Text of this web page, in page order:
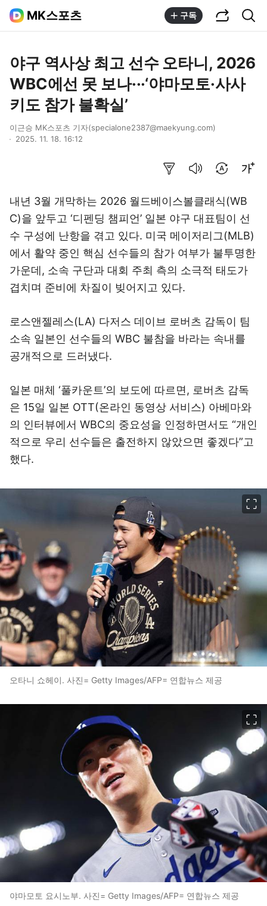
MK스포츠 구독
야구 역사상 최고 선수 오타니, 2026
WBC에선 못 보나···‘야마모토·사사
키도 참가 불확실’
이근승 MK스포츠 기자(specialone2387@maekyung.com)
2025. 11. 18. 16:12
내년 3월 개막하는 2026 월드베이스볼클래식(WB
C)을 앞두고 ‘디펜딩 챔피언’ 일본 야구 대표팀이 선
수 구성에 난항을 겪고 있다. 미국 메이저리그(MLB)
에서 활약 중인 핵심 선수들의 참가 여부가 불투명한
가운데, 소속 구단과 대회 주최 측의 소극적 태도가
겹치며 준비에 차질이 빚어지고 있다.
로스앤젤레스(LA) 다저스 데이브 로버츠 감독이 팀
소속 일본인 선수들의 WBC 불참을 바라는 속내를
공개적으로 드러냈다.
일본 매체 ‘풀카운트’의 보도에 따르면, 로버츠 감독
은 15일 일본 OTT(온라인 동영상 서비스) 아베마와
의 인터뷰에서 WBC의 중요성을 인정하면서도 “개인
적으로 우리 선수들은 출전하지 않았으면 좋겠다”고
했다.
오타니 쇼헤이. 사진= Getty Images/AFP= 연합뉴스 제공
야마모토 요시노부. 사진= Getty Images/AFP= 연합뉴스 제공